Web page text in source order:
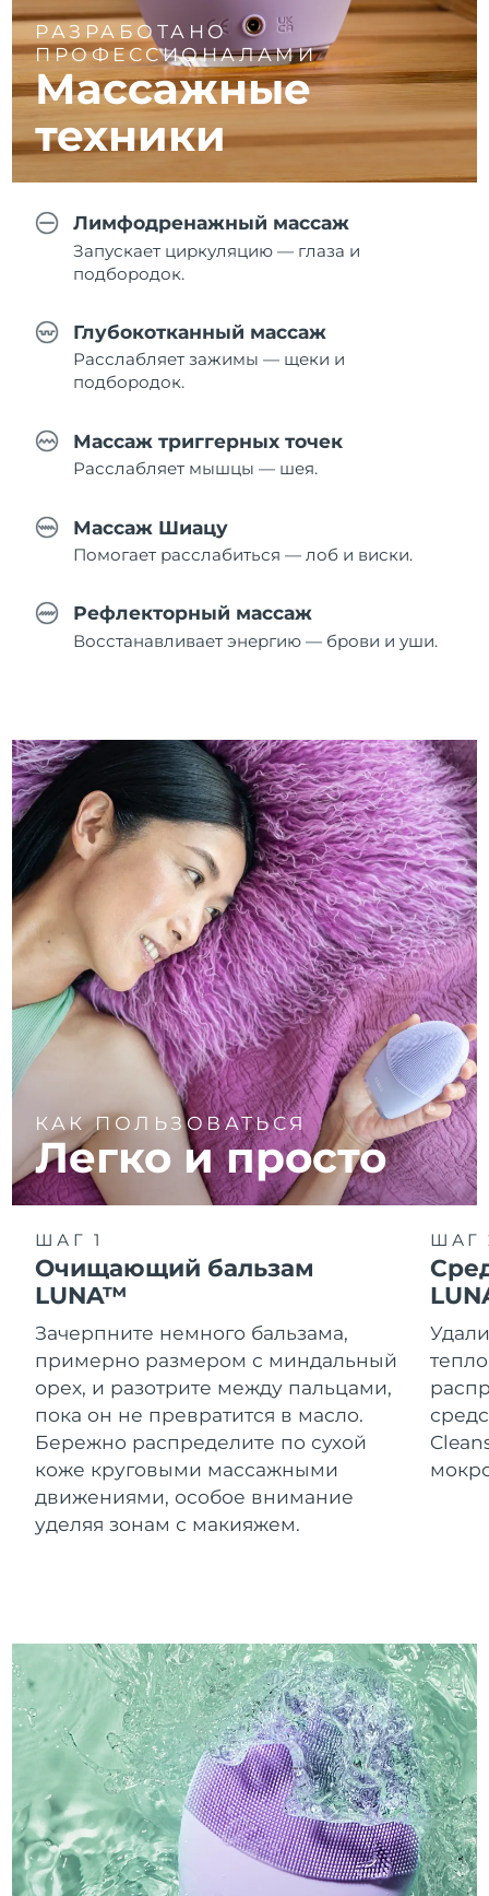
РАЗРАБОТАНО
ПРОФЕССИОНАЛАМИ
Массажные
техники
Лимфодренажный массаж
Запускает циркуляцию — глаза и
подбородок.
Глубокотканный массаж
Расслабляет зажимы — щеки и
подбородок.
Массаж триггерных точек
Расслабляет мышцы — шея.
Массаж Шиацу
Помогает расслабиться — лоб и виски.
Рефлекторный массаж
Восстанавливает энергию — брови и уши.
КАК ПОЛЬЗОВАТЬСЯ
Легко и просто
ШАГ 1
Очищающий бальзам
LUNA™
Зачерпните немного бальзама,
примерно размером с миндальный
орех, и разотрите между пальцами,
пока он не превратится в масло.
Бережно распределите по сухой
коже круговыми массажными
движениями, особое внимание
уделяя зонам с макияжем.
ШАГ